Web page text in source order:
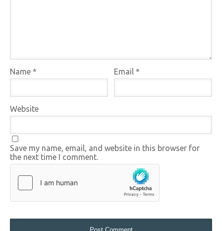
Name * Email*
Website
Save my name, email, and website in this browser for
the next time I comment.